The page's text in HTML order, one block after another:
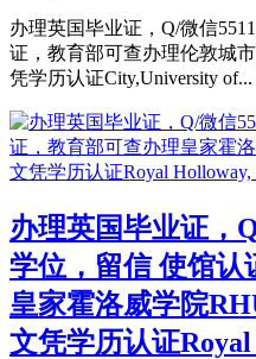
办理英国毕业证，Q/微信
证，教育部可查办理伦敦城
凭学历认证City,University of...
办理英国毕业证，
学位，留信 使馆认
皇家霍洛威学院
文凭学历认证